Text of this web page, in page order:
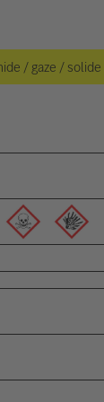
/ gaze / solide